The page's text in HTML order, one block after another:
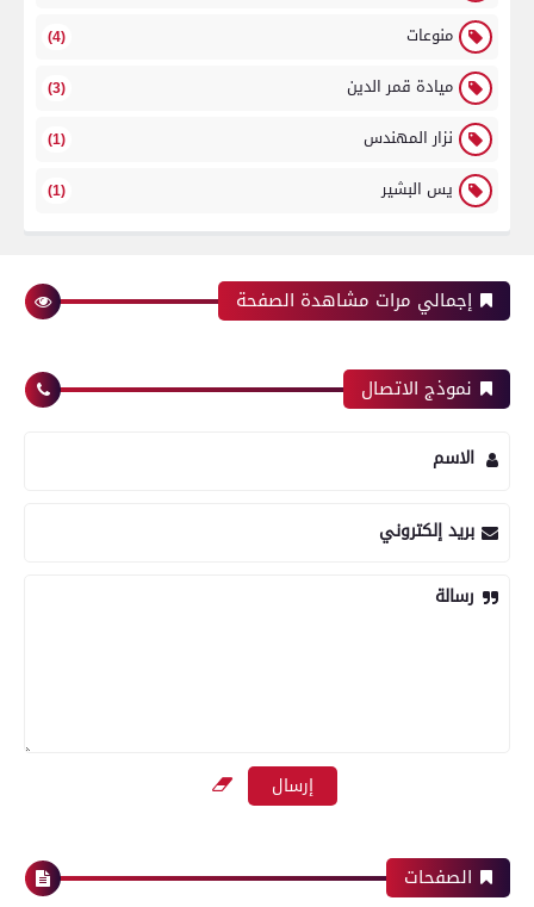
منوعات (4)
ميادة قمر الدين (3)
نزار المهندس (1)
يس البشير (1)
إجمالي مرات مشاهدة الصفحة
نموذج الاتصال
الاسم
بريد إلكتروني
رسالة
الصفحات